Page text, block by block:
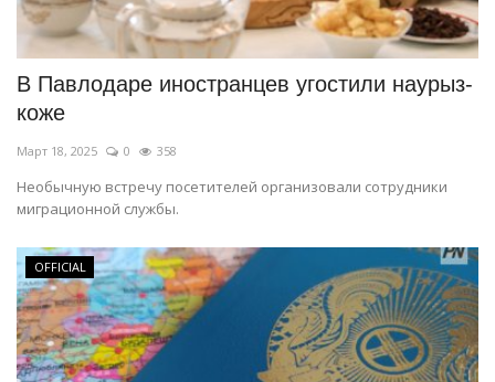
СПОРТ
Чек-лист
РАЗВЛЕЧЕНИЯ
OFFICIAL
Курултай
Язык
Қазақша Русский
В Павлодаре иностранцев угостили наурыз-
коже
Март 18, 2025 0 358
Необычную встречу посетителей организовали сотрудники
миграционной службы.
OFFICIAL